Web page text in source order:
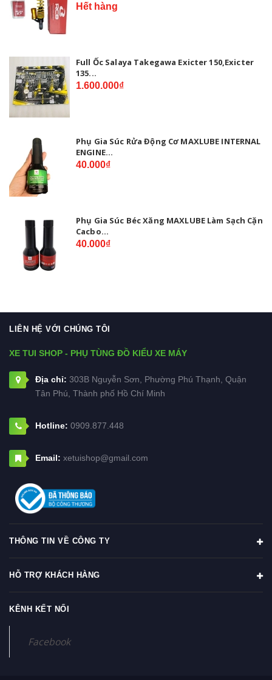
Hết hàng
Full Ốc Salaya Takegawa Exicter 150,Exicter
135...
1.600.000₫
Phụ Gia Súc Rửa Động Cơ MAXLUBE INTERNAL
ENGINE...
40.000₫
Phụ Gia Súc Béc Xăng MAXLUBE Làm Sạch Cặn
Cacbo...
40.000₫
LIÊN HỆ VỚI CHÚNG TÔI
XE TUI SHOP - PHỤ TÙNG ĐỒ KIỂU XE MÁY
Địa chỉ: 303B Nguyễn Sơn, Phường Phú Thạnh, Quận
Tân Phú, Thành phố Hồ Chí Minh
Hotline: 0909.877.448
Email: xetuishop@gmail.com
THÔNG TIN VỀ CÔNG TY
HỖ TRỢ KHÁCH HÀNG
KÊNH KẾT NỐI
Facebook